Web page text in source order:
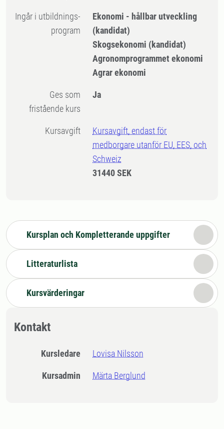
Ingår i utbildnings-
program
Ekonomi - hållbar utveckling
(kandidat)
Skogsekonomi (kandidat)
Agronomprogrammet ekonomi
Agrar ekonomi
Ges som
fristående kurs
Ja
Kursavgift
Kursavgift, endast för
medborgare utanför EU, EES, och
Schweiz
31440 SEK
Kursplan och Kompletterande uppgifter
Litteraturlista
Kursvärderingar
Kontakt
Kursledare Lovisa Nilsson
Kursadmin Märta Berglund